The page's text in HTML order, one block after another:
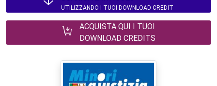
UTILIZZANDO I TUOI DOWNLOAD CREDIT
ACQUISTA QUI I TUOI
DOWNLOAD CREDITS